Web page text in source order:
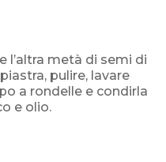
l’altra metà di semi di
pulire, lavare
a rondelle e condirla
e olio.